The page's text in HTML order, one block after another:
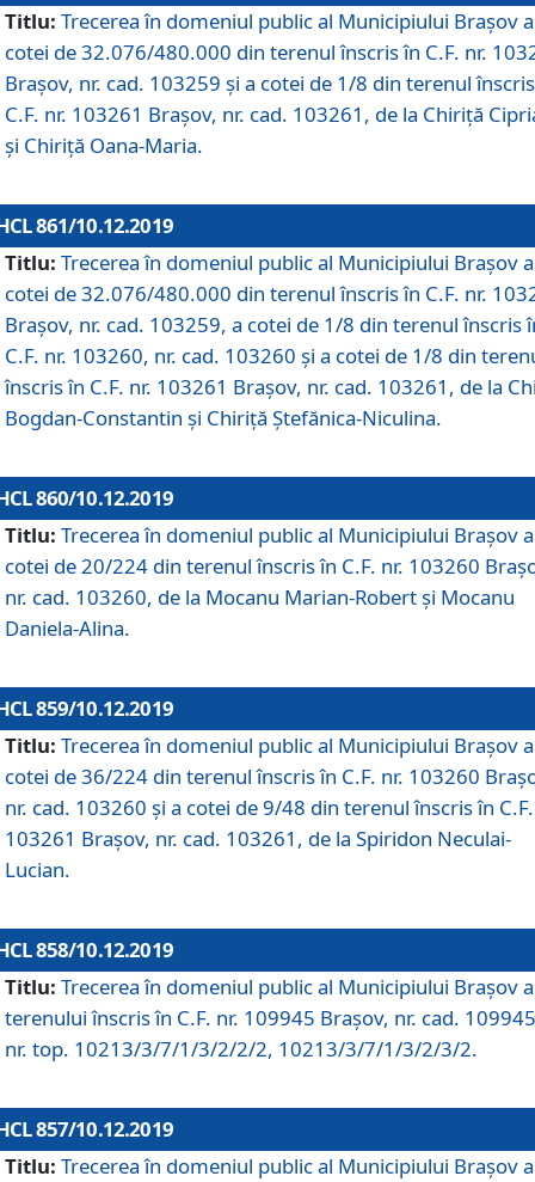
Titlu: Trecerea în domeniul public al Municipiului Braşov a
cotei de 32.076/480.000 din terenul înscris în C.F. nr.
Brașov, nr. cad. 103259 și a cotei de 1/8 din terenul
C.F. nr. 103261 Brașov, nr. cad. 103261, de la Chiriță
și Chiriță Oana-Maria.
861/10.12.2019
Titlu: Trecerea în domeniul public al Municipiului Braşov a
cotei de 32.076/480.000 din terenul înscris în C.F. nr.
Brașov, nr. cad. 103259, a cotei de 1/8 din terenul înscris
C.F. nr. 103260, nr. cad. 103260 și a cotei de 1/8 din
înscris în C.F. nr. 103261 Brașov, nr. cad. 103261, de la
Bogdan-Constantin și Chiriță Ștefănica-Niculina.
860/10.12.2019
Titlu: Trecerea în domeniul public al Municipiului Braşov a
cotei de 20/224 din terenul înscris în C.F. nr. 103260
nr. cad. 103260, de la Mocanu Marian-Robert și Mocanu
Daniela-Alina.
859/10.12.2019
Titlu: Trecerea în domeniul public al Municipiului Braşov a
cotei de 36/224 din terenul înscris în C.F. nr. 103260
nr. cad. 103260 și a cotei de 9/48 din terenul înscris în
103261 Brașov, nr. cad. 103261, de la Spiridon Neculai-
Lucian.
858/10.12.2019
Titlu: Trecerea în domeniul public al Municipiului Braşov a
terenului înscris în C.F. nr. 109945 Brașov, nr. cad.
nr. top. 10213/3/7/1/3/2/2/2, 10213/3/7/1/3/2/3/2.
857/10.12.2019
Titlu: Trecerea în domeniul public al Municipiului Braşov a